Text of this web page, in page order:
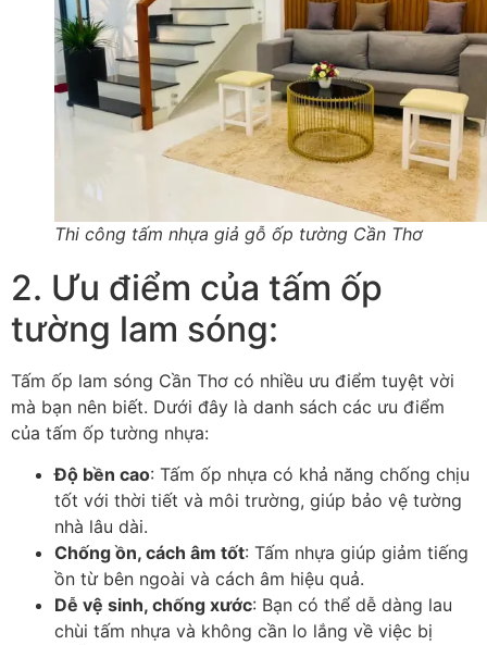
Thi công tấm nhựa giả gỗ ốp tường Cần Thơ
2. Ưu điểm của tấm ốp
tường lam sóng:
Tấm ốp lam sóng Cần Thơ có nhiều ưu điểm tuyệt vời
mà bạn nên biết. Dưới đây là danh sách các ưu điểm
của tấm ốp tường nhựa:
Độ bền cao: Tấm ốp nhựa có khả năng chống chịu
tốt với thời tiết và môi trường, giúp bảo vệ tường
nhà lâu dài.
Chống ồn, cách âm tốt: Tấm nhựa giúp giảm tiếng
ồn từ bên ngoài và cách âm hiệu quả.
Dễ vệ sinh, chống xước: Bạn có thể dễ dàng lau
chùi tấm nhựa và không cần lo lắng về việc bị